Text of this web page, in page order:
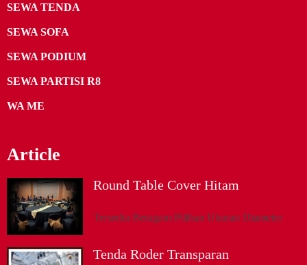
SEWA TENDA
SEWA SOFA
SEWA PODIUM
SEWA PARTISI R8
WA ME
Article
Round Table Cover Hitam
Tersedia Beragam Pilihan Ukuran Diameter
Tenda Roder Transparan